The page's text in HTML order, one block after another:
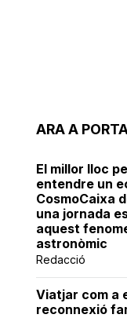
ARA A
El millor lloc
entendre un
CosmoCaixa
una jornada
aquest
astronòmic
Redacció
Viatjar com a
reconnexió